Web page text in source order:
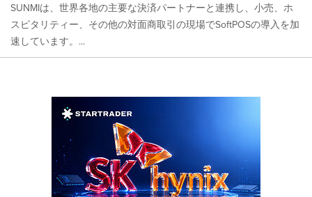
SUNMIは、世界各地の主要な決済パートナーと連携し、小売、ホ
スピタリティー、その他の対面商取引の現場でSoftPOSの導入を加
速しています。...